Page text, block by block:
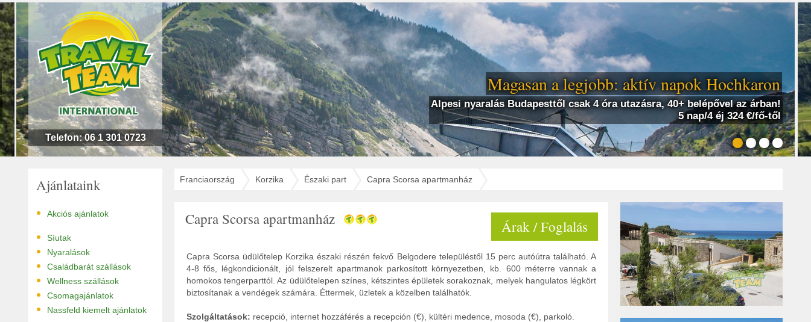
Magasan a legjobb: aktív napok Hochkaron
Alpesi nyaralás Budapesttől csak 4 óra utazásra, 40+ belépővel az árban!
5 nap/4 éj 324 €/fő-től
Telefon: 06 1 301 0723
Ajánlataink
• Akciós ajánlatok
• Síutak
• Nyaralások
• Családbarát szállások
• Wellness szállások
• Csomagajánlatok
• Nassfeld kiemelt ajánlatok
Franciaország Korzika Északi part Capra Scorsa apartmanház
Capra Scorsa apartmanház Árak / Foglalás
Capra Scorsa üdülőtelep Korzika északi részén fekvő Belgodere településtől 15 perc autóútra található. A
4-8 fős, légkondicionált, jól felszerelt apartmanok parkosított környezetben, kb. 600 méterre vannak a
homokos tengerparttól. Az üdülőtelepen színes, kétszintes épületek sorakoznak, melyek hangulatos légkört
biztosítanak a vendégek számára. Éttermek, üzletek a közelben találhatók.
Szolgáltatások: recepció, internet hozzáférés a recepción (€), kültéri medence, mosoda (€), parkoló.